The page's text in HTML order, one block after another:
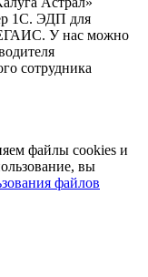
1C. ЭДП для
У нас можно
сотрудника
файлы cookies и
вы
файлов